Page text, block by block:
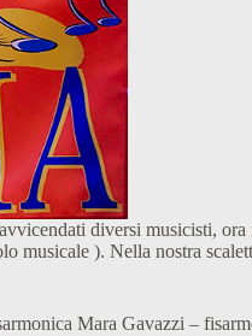
diversi musicisti,
musicale ). Nella nostra
Mara Gavazzi –